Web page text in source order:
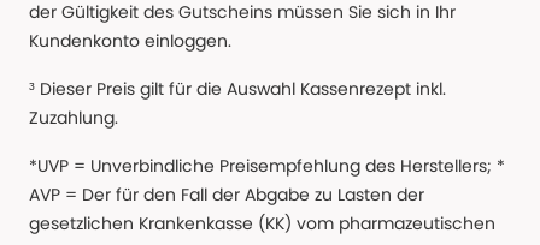
der Gültigkeit des Gutscheins müssen Sie sich in Ihr
Kundenkonto einloggen.
³ Dieser Preis gilt für die Auswahl Kassenrezept inkl.
Zuzahlung.
*UVP = Unverbindliche Preisempfehlung des Herstellers; *
AVP = Der für den Fall der Abgabe zu Lasten der
gesetzlichen Krankenkasse (KK) vom pharmazeutischen